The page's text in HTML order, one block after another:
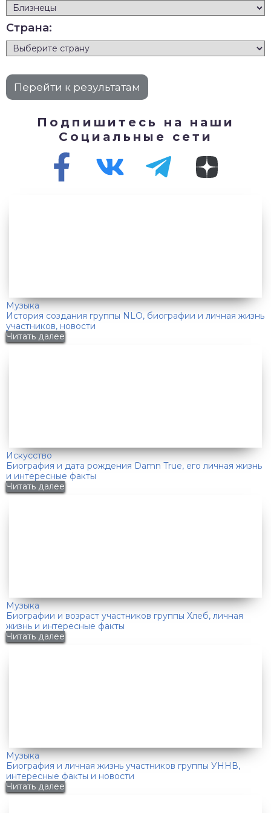
Страна:
Подпишитесь на наши
Социальные сети
Музыка
История создания группы NLO, биографии и личная жизнь
участников, новости
Читать далее
Искусство
Биография и дата рождения Damn True, его личная жизнь
и интересные факты
Читать далее
Музыка
Биографии и возраст участников группы Хлеб, личная
жизнь и интересные факты
Читать далее
Музыка
Биография и личная жизнь участников группы УННВ,
интересные факты и новости
Читать далее